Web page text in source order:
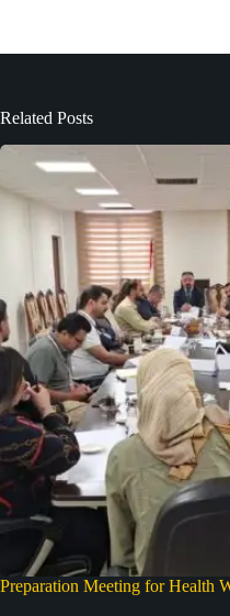
Related Posts
Preparation Meeting for Health